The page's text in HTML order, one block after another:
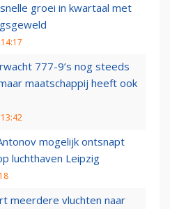
groei in kwartaal met
777-9’s nog steeds
maatschappij heeft ook
mogelijk ontsnapt
luchthaven Leipzig
meerdere vluchten naar